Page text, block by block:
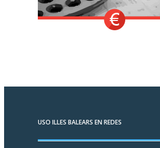
USO ILLES BALEARS EN REDES